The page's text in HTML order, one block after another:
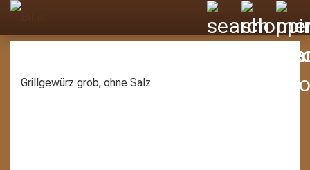
Grillgewürz grob, ohne Salz